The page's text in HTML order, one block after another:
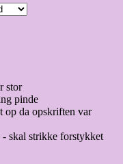
stor
pinde
op da opskriften var
skal strikke forstykket